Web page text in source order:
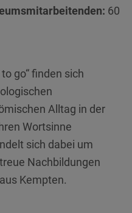
gespeicherten Daten werden
gespeichert. Eine
IP-Adresse, so dass diese gekürzt
Internetseite zugeordnet
oder Vimeo eingebunden.
Dieser Modus
Informationen über die
bevor diese sich das Video
wie z.B. Google Maps sein
60
go“ finden sich
Alltag in der
Wortsinne
sich dabei um
Nachbildungen
Kempten.